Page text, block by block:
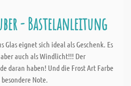
- Bastelanleitung
Glas eignet sich ideal als Geschenk. Es
auch als Windlicht!!! Der
daran haben! Und die Frost Art Farbe
Note.